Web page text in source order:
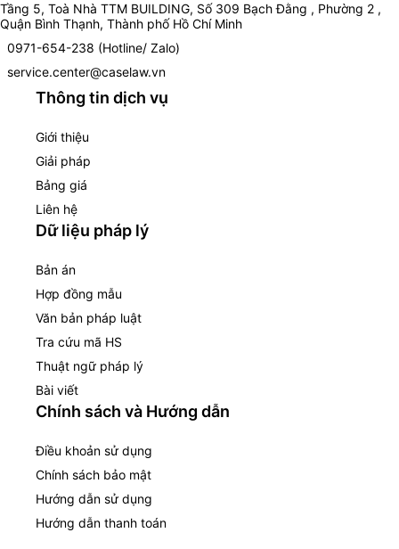
Tầng 5, Toà Nhà TTM BUILDING, Số 309 Bạch Đằng , Phường 2 ,
Quận Bình Thạnh, Thành phố Hồ Chí Minh
0971-654-238 (Hotline/ Zalo)
service.center@caselaw.vn
Thông tin dịch vụ
Giới thiệu
Giải pháp
Bảng giá
Liên hệ
Dữ liệu pháp lý
Bản án
Hợp đồng mẫu
Văn bản pháp luật
Tra cứu mã HS
Thuật ngữ pháp lý
Bài viết
Chính sách và Hướng dẫn
Điều khoản sử dụng
Chính sách bảo mật
Hướng dẫn sử dụng
Hướng dẫn thanh toán